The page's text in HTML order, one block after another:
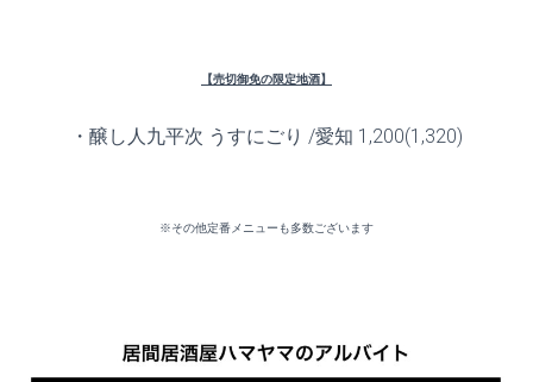
【売切御免の限定地酒】
・醸し人九平次 うすにごり /愛知 1,200(1,320)
※その他定番メニューも多数ございます